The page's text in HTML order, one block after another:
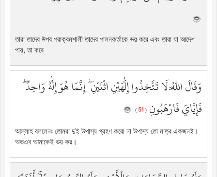
তারা তাদের উপর পরাক্রমশালী তাদের পালনকর্তাকে ভয় করে এবং তারা যা আদেশ
পায়, তা করে
وَقَالَ اللَّهُ لَا تَتَّخِذُوا إِلَٰهَيْنِ اثْنَيْنِ ۖ إِنَّمَا هُوَ إِلَٰهٌ وَاحِدٌ ۖ
فَإِيَّايَ فَارْهَبُونِ ( 51 )
আল্লাহ বললেনঃ তোমরা দুই উপাস্য গ্রহণ করো না উপাস্য তো মাত্র একজনই।
অতএব আমাকেই ভয় কর।